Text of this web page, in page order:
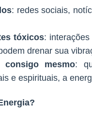
: redes sociais,
tóxicos:
drenar sua
mesmo:
e espirituais, a